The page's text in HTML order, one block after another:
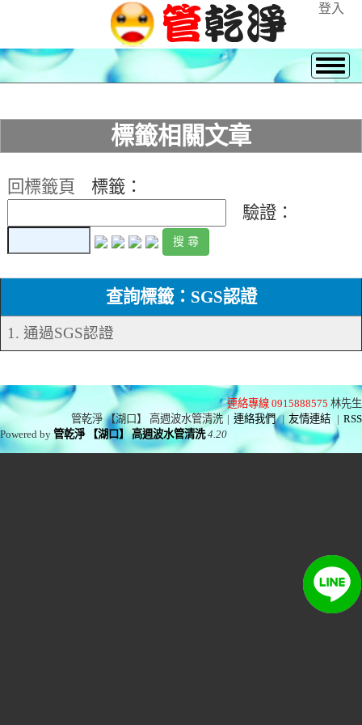
登入
標籤相關文章
回標籤頁
標籤：
驗證：
查詢標籤：SGS認證
1. 通過SGS認證
連絡專線 0915888575 林先生
管乾淨 【湖口】 高週波水管清洗 | 連絡我們 | 友情連結 | RSS
Powered by管乾淨 【湖口】 高週波水管清洗 4.20